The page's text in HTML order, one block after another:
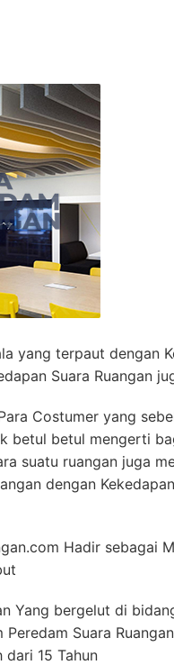
yang terpaut dengan
Suara Ruangan
Costumer yang
betul betul mengerti
suatu ruangan juga
dengan
Hadir sebagai
Yang bergelut di
Peredam Suara
15 Tahun